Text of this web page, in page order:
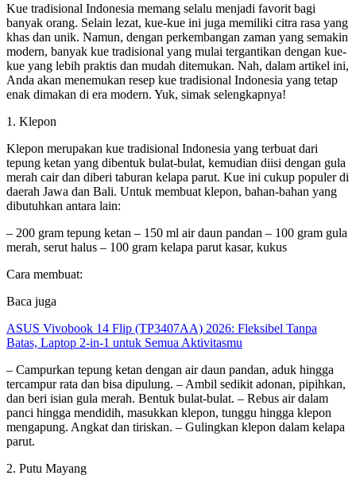
Kue tradisional Indonesia memang selalu menjadi favorit bagi
banyak orang. Selain lezat, kue-kue ini juga memiliki citra rasa yang
khas dan unik. Namun, dengan perkembangan zaman yang semakin
modern, banyak kue tradisional yang mulai tergantikan dengan kue-
kue yang lebih praktis dan mudah ditemukan. Nah, dalam artikel ini,
Anda akan menemukan resep kue tradisional Indonesia yang tetap
enak dimakan di era modern. Yuk, simak selengkapnya!
1. Klepon
Klepon merupakan kue tradisional Indonesia yang terbuat dari
tepung ketan yang dibentuk bulat-bulat, kemudian diisi dengan gula
merah cair dan diberi taburan kelapa parut. Kue ini cukup populer di
daerah Jawa dan Bali. Untuk membuat klepon, bahan-bahan yang
dibutuhkan antara lain:
– 200 gram tepung ketan – 150 ml air daun pandan – 100 gram gula
merah, serut halus – 100 gram kelapa parut kasar, kukus
Cara membuat:
Baca juga
ASUS Vivobook 14 Flip (TP3407AA) 2026: Fleksibel Tanpa
Batas, Laptop 2-in-1 untuk Semua Aktivitasmu
– Campurkan tepung ketan dengan air daun pandan, aduk hingga
tercampur rata dan bisa dipulung. – Ambil sedikit adonan, pipihkan,
dan beri isian gula merah. Bentuk bulat-bulat. – Rebus air dalam
panci hingga mendidih, masukkan klepon, tunggu hingga klepon
mengapung. Angkat dan tiriskan. – Gulingkan klepon dalam kelapa
parut.
2. Putu Mayang